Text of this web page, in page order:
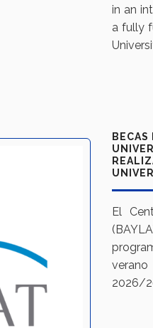
in an
a fully
El
2026/